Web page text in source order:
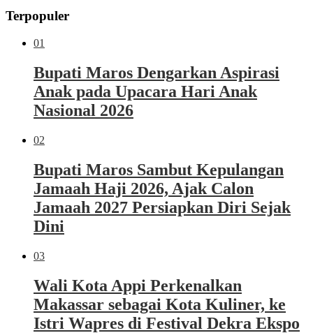
Terpopuler
01
Bupati Maros Dengarkan Aspirasi
Anak pada Upacara Hari Anak
Nasional 2026
02
Bupati Maros Sambut Kepulangan
Jamaah Haji 2026, Ajak Calon
Jamaah 2027 Persiapkan Diri Sejak
Dini
03
Wali Kota Appi Perkenalkan
Makassar sebagai Kota Kuliner, ke
Istri Wapres di Festival Dekra Ekspo